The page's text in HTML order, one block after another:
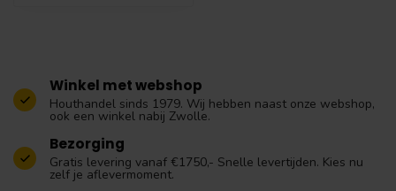
Winkel met webshop
Houthandel sinds 1979. Wij hebben naast onze webshop,
ook een winkel nabij Zwolle.
Bezorging
Gratis levering vanaf €1750,- Snelle levertijden. Kies nu
zelf je aflevermoment.